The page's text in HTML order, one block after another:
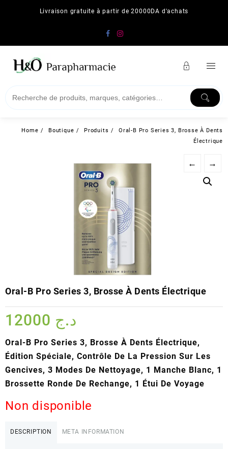
Livraison gratuite à partir de 20000DA d'achats
Home Boutique Produits
Oral-B Pro Series 3, Brosse À Dents
Électrique
← →
Oral-B Pro Series 3, Brosse À Dents Électrique
د.ج
Oral-B Pro Series 3, Brosse À Dents Électrique,
Édition Spéciale, Contrôle De La Pression Sur Les
Gencives, 3 Modes De Nettoyage, 1 Manche Blanc, 1
Brossette Ronde De Rechange, 1 Étui De Voyage
Non disponible
DESCRIPTION META INFORMATION